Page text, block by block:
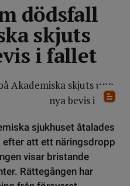
dödsfall
skjuts
i fallet
sjukhuset åtalades
efter att ett näringsdropp
visar bristande
Rättegången har